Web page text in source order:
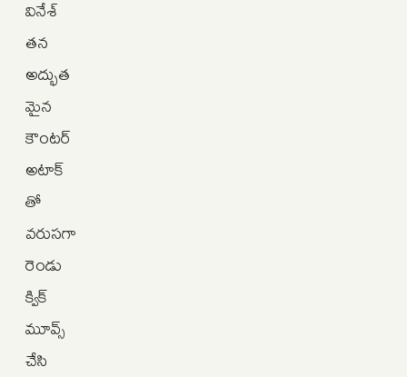
వినేశ్
తన
అద్భుత
మైన
కౌంటర్
అటాక్‌
తో
వరుసగా
రెండు
క్విక్
మూవ్స్
చేసి